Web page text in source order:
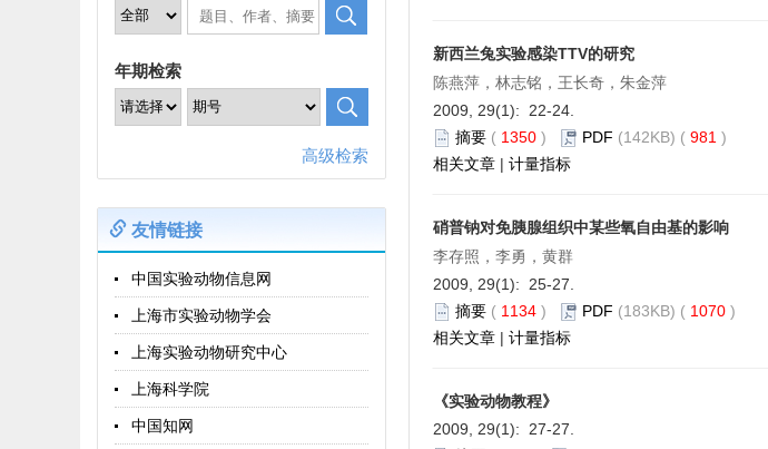
年期检索
高级检索
友情链接
中国实验动物信息网
上海市实验动物学会
上海实验动物研究中心
上海科学院
中国知网
新西兰兔实验感染TTV的研究
陈燕萍，林志铭，王长奇，朱金萍
2009, 29(1): 22-24.
摘要 ( 1350 ) PDF (142KB) ( 981 )
相关文章 | 计量指标
硝普钠对免胰腺组织中某些氧自由基的影响
李存照，李勇，黄群
2009, 29(1): 25-27.
摘要 ( 1134 ) PDF (183KB) ( 1070 )
相关文章 | 计量指标
《实验动物教程》
2009, 29(1): 27-27.